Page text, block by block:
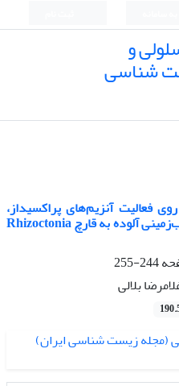
و
شناسی
فعالیت آنزیم‌های پراکسیداز،
کاتالاز و پلی‌فنل‌اکسیداز در گیاه سیب‌زمینی آلوده به قارچ Rhizoctonia
244-255
بلالی